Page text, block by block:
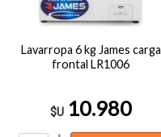
Lavarropa 6 kg James carga
frontal LR1006
$U 10.980